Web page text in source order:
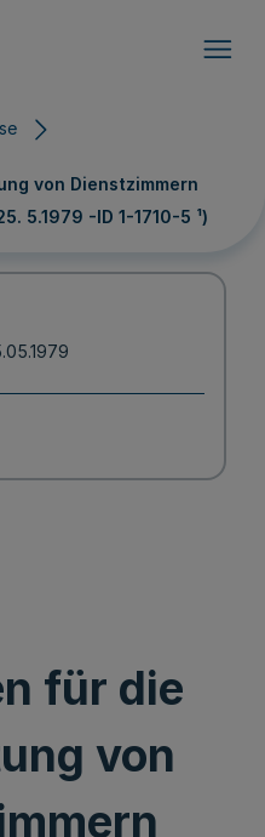
von Dienstzimmern
5.1979 -ID 1-1710-5 ¹)
für die
von